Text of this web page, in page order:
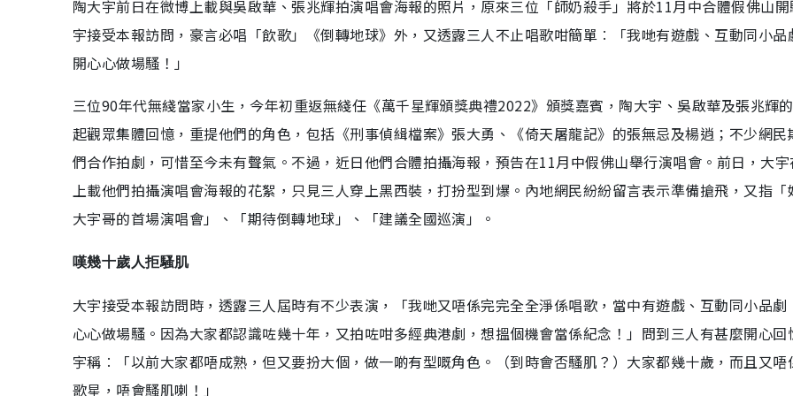
陶大宇前日在微博上載與吳啟華、張兆輝拍演唱會海報的照片，原來三位「師奶殺手」將於11月中合體假佛山
宇接受本報訪問，豪言必唱「飲歌」《倒轉地球》外，又透露三人不止唱歌咁簡單︰「我哋有遊戲、互動同小品
開心心做場騷！」
三位90年代無綫當家小生，今年初重返無綫任《萬千星輝頒獎典禮2022》頒獎嘉賓，陶大宇、吳啟華及張兆輝
起觀眾集體回憶，重提他們的角色，包括《刑事偵緝檔案》張大勇、《倚天屠龍記》的張無忌及楊逍；不少網民
們合作拍劇，可惜至今未有聲氣。不過，近日他們合體拍攝海報，預告在11月中假佛山舉行演唱會。前日，大
上載他們拍攝演唱會海報的花絮，只見三人穿上黑西裝，打扮型到爆。內地網民紛紛留言表示準備搶飛，又指「
大宇哥的首場演唱會」、「期待倒轉地球」、「建議全國巡演」。
嘆幾十歲人拒騷肌
大宇接受本報訪問時，透露三人屆時有不少表演，「我哋又唔係完完全全淨係唱歌，當中有遊戲、互動同小品劇
心心做場騷。因為大家都認識咗幾十年，又拍咗咁多經典港劇，想搵個機會當係紀念！」問到三人有甚麼開心回
宇稱︰「以前大家都唔成熟，但又要扮大個，做一啲有型嘅角色。（到時會否騷肌？）大家都幾十歲，而且又唔
歌星，唔會騷肌喇！」